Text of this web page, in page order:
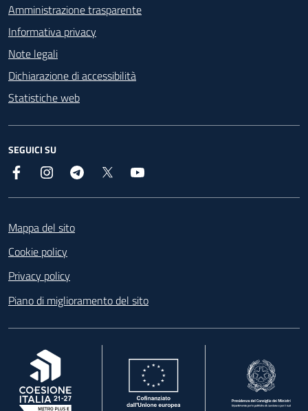
Amministrazione trasparente
Informativa privacy
Note legali
Dichiarazione di accessibilità
Statistiche web
SEGUICI SU
Facebook InstagramTelegram
Mappa del sito
Cookie policy
Privacy policy
Piano di miglioramento del sito
, apre in una nuova scheda